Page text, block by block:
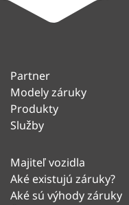
Partner
Modely záruky
Produkty
Služby
Majiteľ vozidla
Aké existujú záruky?
Aké sú výhody záruky